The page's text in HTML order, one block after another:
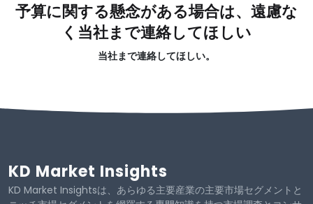
予算に関する懸念がある場合は、遠慮な
く当社まで連絡してほしい
当社まで連絡してほしい。
KD Market Insights
KD Market Insightsは、あらゆる主要産業の主要市場セグメントと